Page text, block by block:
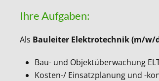
Ihre Aufgaben:
Als Bauleiter Elektrotechnik (m/w/
Bau- und Objektüberwachung
Kosten-/ Einsatzplanung und -